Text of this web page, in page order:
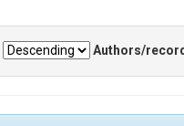
Authors/record